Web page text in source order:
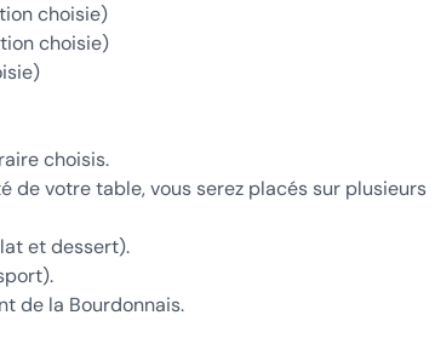
choisie)
choisie)
choisis.
de votre table, vous serez placés sur plusieurs
et dessert).
de la Bourdonnais.